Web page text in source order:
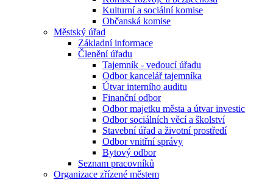
Kulturní a sociální komise
Občanská komise
Městský úřad
Základní informace
Členění úřadu
Tajemník - vedoucí úřadu
Odbor kancelář tajemníka
Útvar interního auditu
Finanční odbor
Odbor majetku města a útvar investic
Odbor sociálních věcí a školství
Stavební úřad a životní prostředí
Odbor vnitřní správy
Bytový odbor
Seznam pracovníků
Organizace zřízené městem